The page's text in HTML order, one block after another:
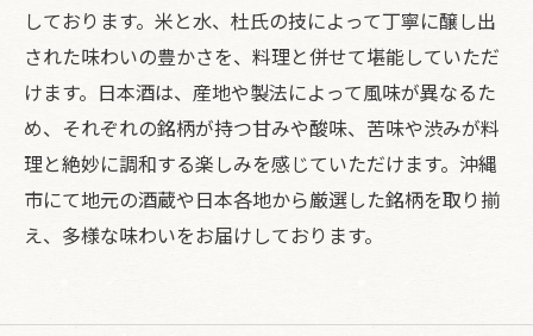
しております。米と水、杜氏の技によって丁寧に醸し出
された味わいの豊かさを、料理と併せて堪能していただ
けます。日本酒は、産地や製法によって風味が異なるた
め、それぞれの銘柄が持つ甘みや酸味、苦味や渋みが料
理と絶妙に調和する楽しみを感じていただけます。沖縄
市にて地元の酒蔵や日本各地から厳選した銘柄を取り揃
え、多様な味わいをお届けしております。